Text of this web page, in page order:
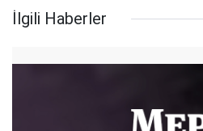
İlgili Haberler